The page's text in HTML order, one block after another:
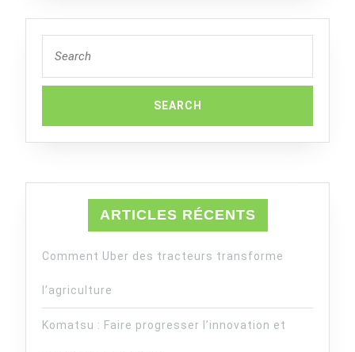
for:
ARTICLES RÉCENTS
Comment Uber des tracteurs transforme
l’agriculture
Komatsu : Faire progresser l’innovation et